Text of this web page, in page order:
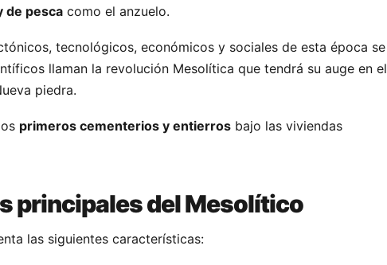
de pesca como el anzuelo.
tecnológicos, económicos y sociales de esta época se
llaman la revolución Mesolítica que tendrá su auge en el
piedra.
primeros cementerios y entierros bajo las viviendas
principales del Mesolítico
las siguientes características: